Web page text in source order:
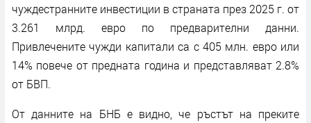
чуждестранните инвестиции в страната през 2025 г. от
3.261 млрд. евро по предварителни данни.
Привлечените чужди капитали са с 405 млн. евро или
14% повече от предната година и представляват 2.8%
от БВП.
От данните на БНБ е видно, че ръстът на преките